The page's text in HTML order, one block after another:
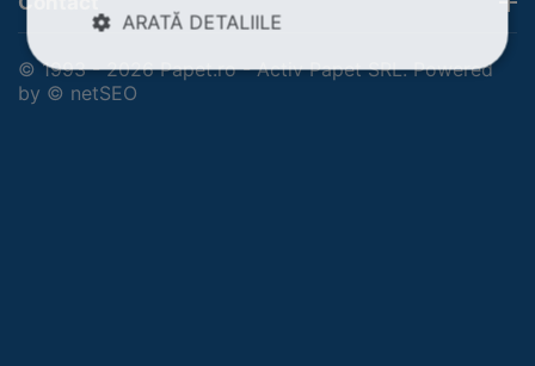
© 1993 - 2026 Papet.ro - Activ Papet SRL. Powered
by © netSEO
ARATĂ DETALIILE